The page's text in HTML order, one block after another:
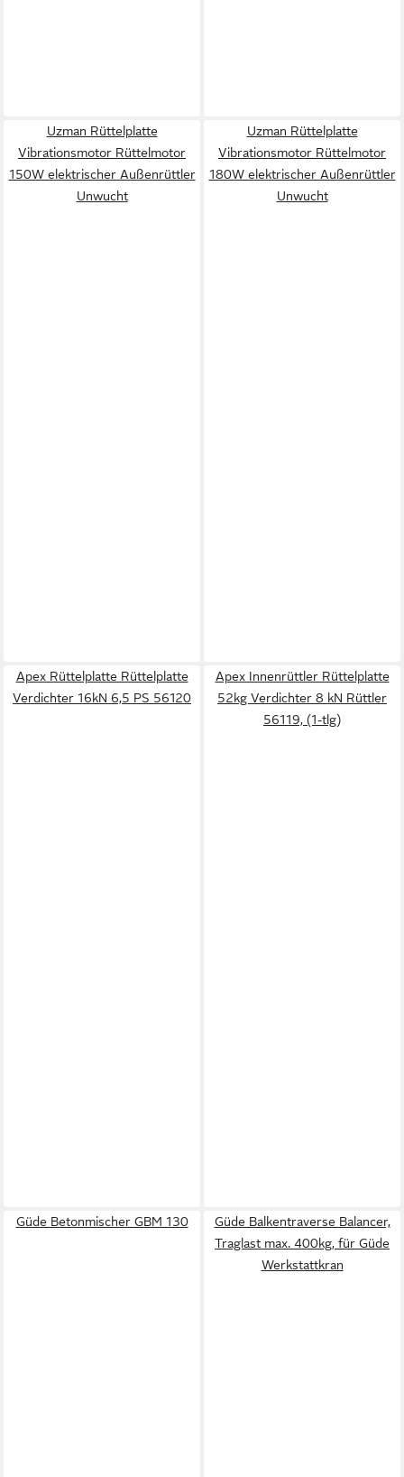
Uzman Rüttelplatte
Vibrationsmotor Rüttelmotor
150W elektrischer Außenrüttler
Unwucht
Uzman Rüttelplatte
Vibrationsmotor Rüttelmotor
180W elektrischer Außenrüttler
Unwucht
Apex Rüttelplatte Rüttelplatte
Verdichter 16kN 6,5 PS 56120
Apex Innenrüttler Rüttelplatte
52kg Verdichter 8 kN Rüttler
56119, (1-tlg)
Güde Betonmischer GBM 130
Güde Balkentraverse Balancer,
Traglast max. 400kg, für Güde
Werkstattkran